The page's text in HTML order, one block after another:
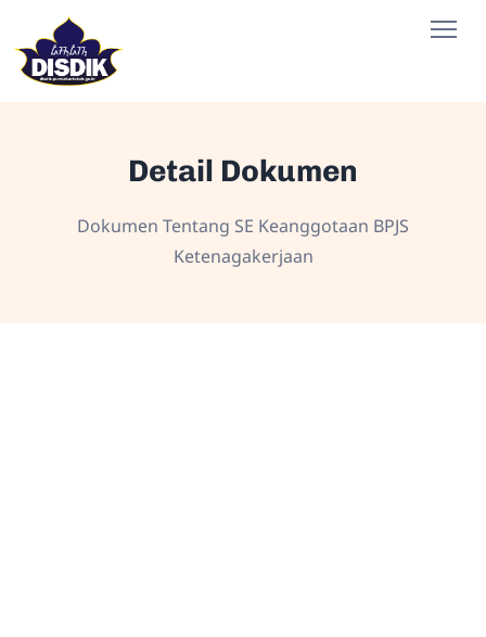
Detail Dokumen
Dokumen Tentang SE Keanggotaan BPJS
Ketenagakerjaan